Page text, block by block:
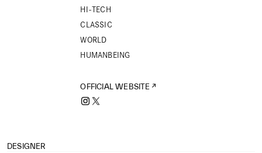
HI-TECH
CLASSIC
WORLD
HUMANBEING
OFFICIAL WEBSITE
DESIGNER